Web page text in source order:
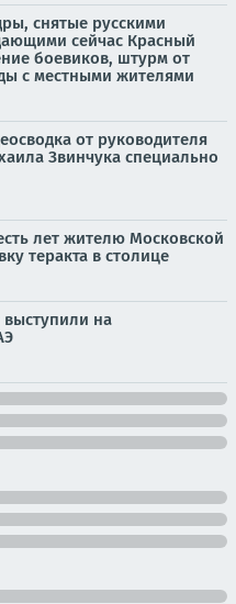
снятые русскими
сейчас Красный
боевиков, штурм от
с местными жителями
от руководителя
Звинчука специально
лет жителю Московской
теракта в столице
на